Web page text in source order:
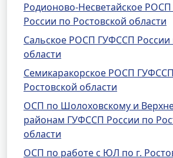
Родионово-Несветайское
России по Ростовской области
Сальское РОСП ГУФССП России
области
Семикаракорское РОСП
Ростовской области
ОСП по Шолоховскому и
районам ГУФССП России по
области
ОСП по работе с ЮЛ по г.